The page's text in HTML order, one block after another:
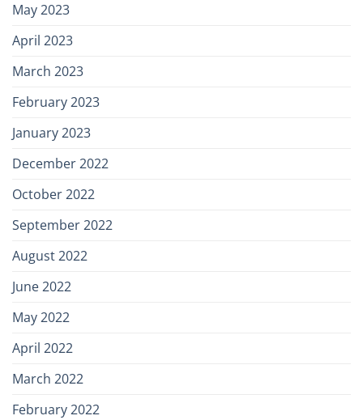
May 2023
April 2023
March 2023
February 2023
January 2023
December 2022
October 2022
September 2022
August 2022
June 2022
May 2022
April 2022
March 2022
February 2022